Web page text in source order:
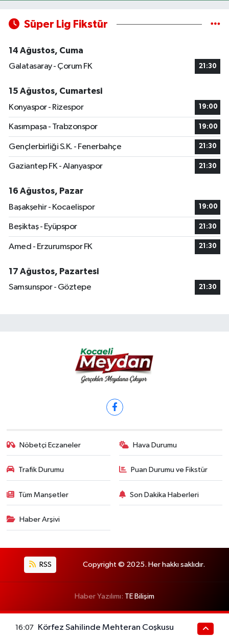
Süper Lig Fikstür
14 Ağustos, Cuma
Galatasaray - Çorum FK
21:30
15 Ağustos, Cumartesi
Konyaspor - Rizespor
19:00
Kasımpaşa - Trabzonspor 19:00
Gençlerbirliği S.K. - Fenerbahçe 21:30
Gaziantep FK - Alanyaspor 21:30
16 Ağustos, Pazar
Başakşehir - Kocaelispor
19:00
Beşiktaş - Eyüpspor 21:30
Amed - Erzurumspor FK 21:30
17 Ağustos, Pazartesi
Samsunspor - Göztepe
21:30
Nöbetçi Eczaneler Hava Durumu
Trafik Durumu Puan Durumu ve Fikstür
Tüm Manşetler Son Dakika Haberleri
Haber Arşivi
RSS Copyright © 2025. Her hakkı saklıdır.
Haber Yazılımı: TE Bilişim
16:07 Körfez Sahilinde Mehteran Coşkusu